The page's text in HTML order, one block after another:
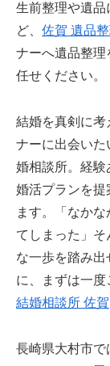
生前整理や遺品
ど、 佐賀 遺品
ナーへ遺品整理
任せください。
結婚を真剣に考
ナーに出会い
婚相談所。経験
婚活プランを提
ます。「なか
てしまった」
な一歩を踏み
に、まずは一度
結婚相談所 佐賀
長崎県大村市